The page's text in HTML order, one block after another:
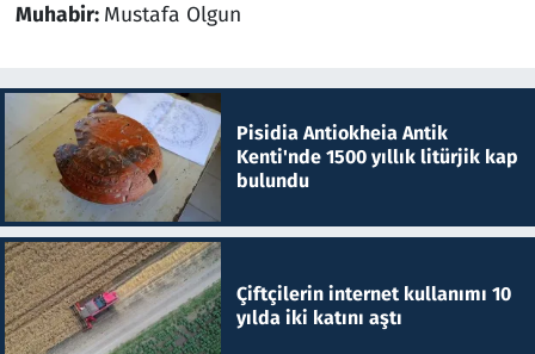
Muhabir: Mustafa Olgun
Pisidia Antiokheia Antik
Kenti'nde 1500 yıllık litürjik kap
bulundu
Çiftçilerin internet kullanımı 10
yılda iki katını aştı